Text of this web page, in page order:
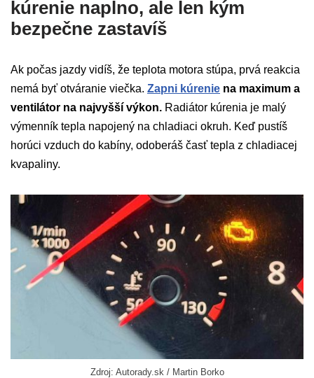
kúrenie naplno, ale len kým
bezpečne zastavíš
Ak počas jazdy vidíš, že teplota motora stúpa, prvá reakcia
nemá byť otváranie viečka. Zapni kúrenie na maximum a
ventilátor na najvyšší výkon. Radiátor kúrenia je malý
výmenník tepla napojený na chladiaci okruh. Keď pustíš
horúci vzduch do kabíny, odoberáš časť tepla z chladiacej
kvapaliny.
Zdroj: Autorady.sk / Martin Borko